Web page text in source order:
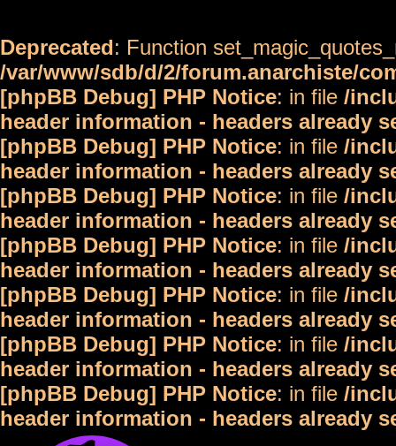
Deprecated: Function
/var/www/sdb/d/2/forum.anarchiste/
[phpBB Debug] PHP Notice: in file /
header information - headers already
[phpBB Debug] PHP Notice: in file /
header information - headers already
[phpBB Debug] PHP Notice: in file /
header information - headers already
[phpBB Debug] PHP Notice: in file /
header information - headers already
[phpBB Debug] PHP Notice: in file /
header information - headers already
[phpBB Debug] PHP Notice: in file /
header information - headers already
[phpBB Debug] PHP Notice: in file /
header information - headers already